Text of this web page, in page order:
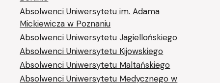
Absolwenci Uniwersytetu im. Adama
Mickiewicza w Poznaniu
Absolwenci Uniwersytetu Jagiellońskiego
Absolwenci Uniwersytetu Kijowskiego
Absolwenci Uniwersytetu Maltańskiego
Absolwenci Uniwersytetu Medycznego w